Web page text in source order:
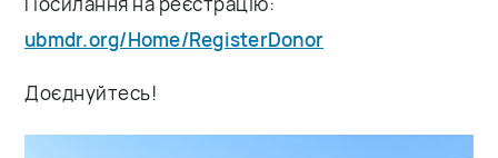
ubmdr.org/Home/RegisterDonor
Доєднуйтесь!